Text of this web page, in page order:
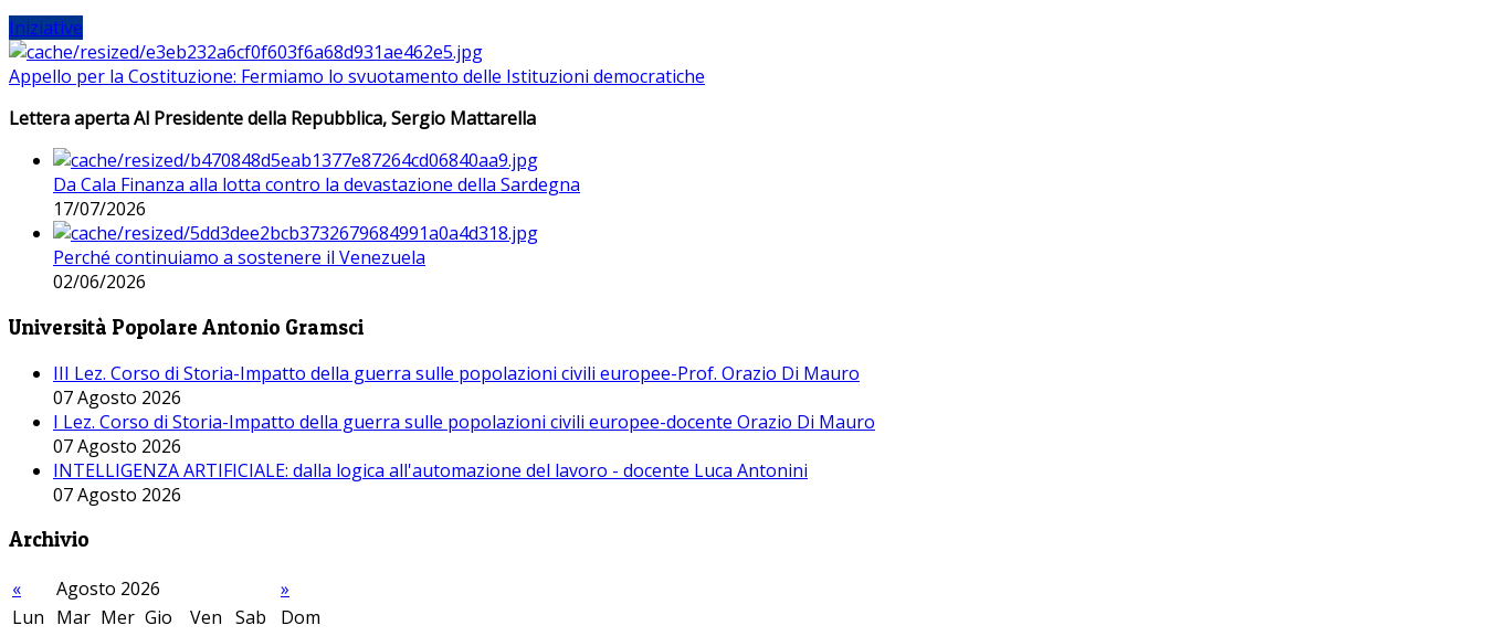
Iniziative
Appello per la Costituzione: Fermiamo lo svuotamento delle Istituzioni democratiche
Lettera aperta Al Presidente della Repubblica, Sergio Mattarella
Da Cala Finanza alla lotta contro la devastazione della Sardegna
17/07/2026
Perché continuiamo a sostenere il Venezuela
02/06/2026
Università Popolare Antonio Gramsci
III Lez. Corso di Storia-Impatto della guerra sulle popolazioni civili europee-Prof. Orazio Di Mauro
07 Agosto 2026
I Lez. Corso di Storia-Impatto della guerra sulle popolazioni civili europee-docente Orazio Di Mauro
07 Agosto 2026
INTELLIGENZA ARTIFICIALE: dalla logica all'automazione del lavoro - docente Luca Antonini
07 Agosto 2026
Archivio
« Agosto 2026
»
Lun Mar Mer Gio Ven Sab
Dom